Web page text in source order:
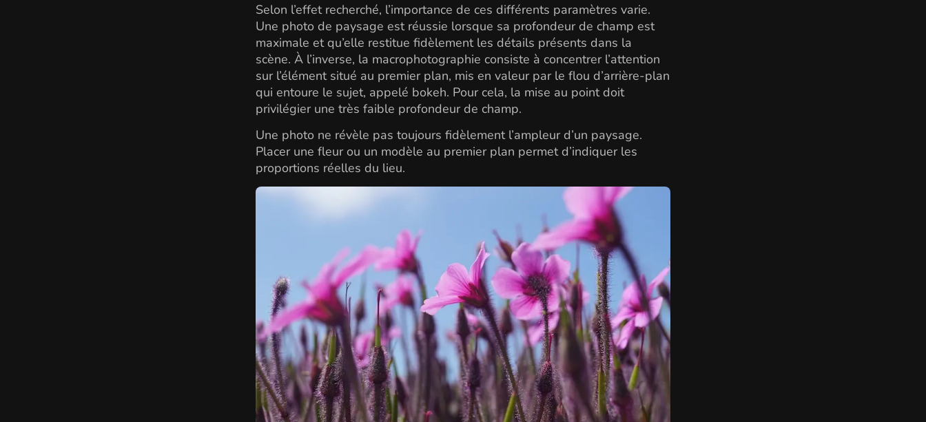
Selon l’effet recherché, l’importance de ces différents paramètres varie.
Une photo de paysage est réussie lorsque sa profondeur de champ est
maximale et qu’elle restitue fidèlement les détails présents dans la
scène. À l’inverse, la macrophotographie consiste à concentrer l’attention
sur l’élément situé au premier plan, mis en valeur par le flou d’arrière-plan
qui entoure le sujet, appelé bokeh. Pour cela, la mise au point doit
privilégier une très faible profondeur de champ.
Une photo ne révèle pas toujours fidèlement l’ampleur d’un paysage.
Placer une fleur ou un modèle au premier plan permet d’indiquer les
proportions réelles du lieu.